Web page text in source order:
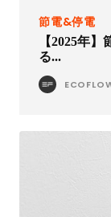
節電&停電
【2025年
る...